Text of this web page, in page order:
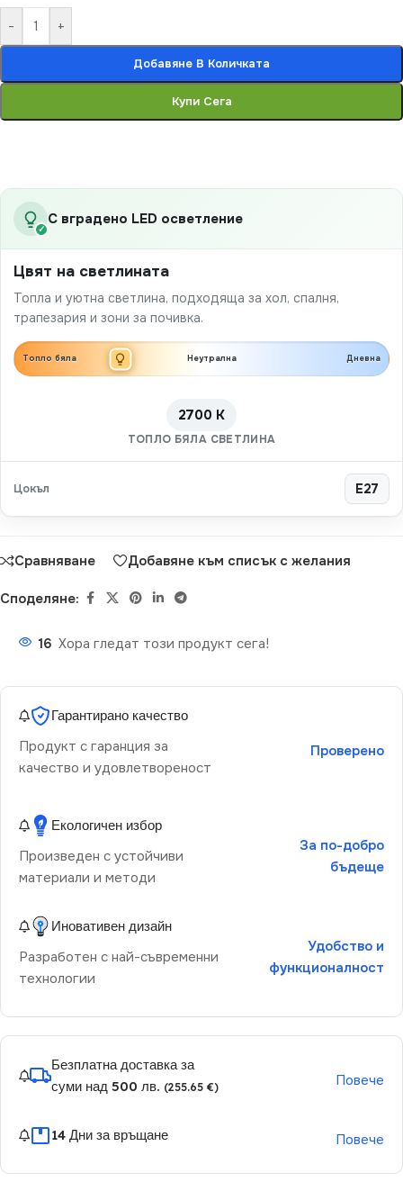
- +
Добавяне В Количката
Купи Сега
✓
С вградено LED осветление
Цвят на светлината
Топла и уютна светлина, подходяща за хол, спалня,
трапезария и зони за почивка.
Топло бяла Неутрална Дневна
2700 K
ТОПЛО БЯЛА СВЕТЛИНА
Цокъл E27
Сравняване Добавяне към списък с желания
Споделяне:
16 Хора гледат този продукт сега!
Гарантирано качество
Продукт с гаранция за
качество и удовлетвореност
Проверено
Екологичен избор
Произведен с устойчиви
материали и методи
За по-добро
бъдеще
Иновативен дизайн
Разработен с най-съвременни
технологии
Удобство и
функционалност
Безплатна доставка за
суми над 500 лв. (255.65 €) Повече
14 Дни за връщане Повече